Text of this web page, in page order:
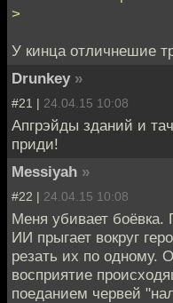
>
У кинца отличнешие
Drunkey »
#21 | 24.04.15 10:08
Апгрэйды зданий и
приди!
Messiyah »
#22 | 24.04.15 10:08
Меня убивает боёвка.
ИИ прыгает вокруг
резать их по одному.
восприятие
поеданием червей